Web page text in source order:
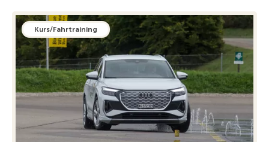
Kurs/Fahrtraining